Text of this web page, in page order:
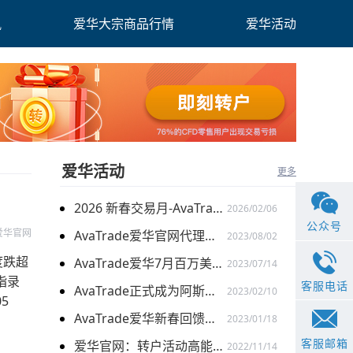
爱华大宗商品行情 爱华活动
华官网
超
录
爱华活动 更多
2026 新春交易月-AvaTrade爱华与您共启财富旅程 2026/02/06
AvaTrade爱华官网代理激励计划再升级：百万奖金限时加赠 2023/08/02
AvaTrade爱华7月百万美金代理扶持计划 火爆开启 2023/07/14
AvaTrade正式成为阿斯顿马丁F1车队官方合作伙伴 2023/02/10
AvaTrade爱华新春回馈季，多重礼遇迎兔年开门红 2023/01/18
爱华官网：转户活动高能开启 与新客限时搭配 2022/11/14
公众号
客服电话
客服邮箱